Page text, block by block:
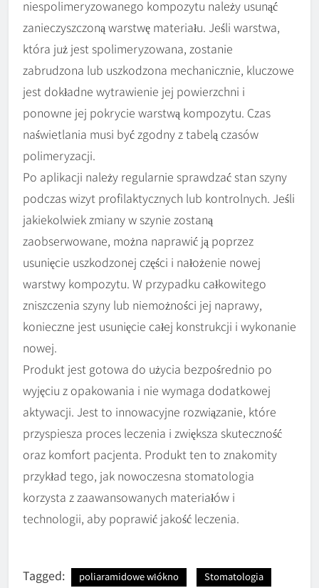
niespolimeryzowanego kompozytu należy usunąć
zanieczyszczoną warstwę materiału. Jeśli warstwa,
która już jest spolimeryzowana, zostanie
zabrudzona lub uszkodzona mechanicznie, kluczowe
jest dokładne wytrawienie jej powierzchni i
ponowne jej pokrycie warstwą kompozytu. Czas
naświetlania musi być zgodny z tabelą czasów
polimeryzacji.
Po aplikacji należy regularnie sprawdzać stan szyny
podczas wizyt profilaktycznych lub kontrolnych. Jeśli
jakiekolwiek zmiany w szynie zostaną
zaobserwowane, można naprawić ją poprzez
usunięcie uszkodzonej części i nałożenie nowej
warstwy kompozytu. W przypadku całkowitego
zniszczenia szyny lub niemożności jej naprawy,
konieczne jest usunięcie całej konstrukcji i wykonanie
nowej.
Produkt jest gotowa do użycia bezpośrednio po
wyjęciu z opakowania i nie wymaga dodatkowej
aktywacji. Jest to innowacyjne rozwiązanie, które
przyspiesza proces leczenia i zwiększa skuteczność
oraz komfort pacjenta. Produkt ten to znakomity
przykład tego, jak nowoczesna stomatologia
korzysta z zaawansowanych materiałów i
technologii, aby poprawić jakość leczenia.
Tagged: poliaramidowe włókno Stomatologia